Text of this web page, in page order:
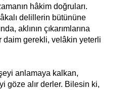
hâkim doğruları.
delillerin bütününe
aklının çıkarımlarına
daim gerekli, velâkin yeterli
anlamaya kalkan,
göze alır derler. Bilesin ki,